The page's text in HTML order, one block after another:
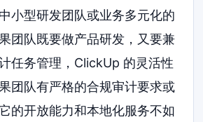
小型研发团队或业务多元化的
团队既要做产品研发，又要兼
任务管理，ClickUp 的灵活性
团队有严格的合规审计要求或
的开放能力和本地化服务不如